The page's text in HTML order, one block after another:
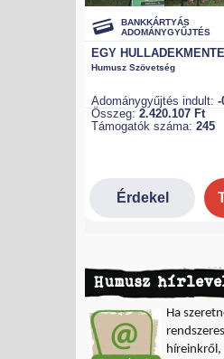
Humusz
Ha
híreinkről,